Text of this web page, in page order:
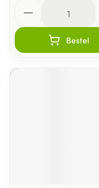
Bestel